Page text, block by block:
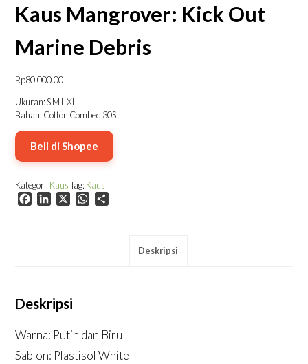
Kaus Mangrover: Kick Out
Marine Debris
Rp80,000.00
Ukuran: S M L XL
Bahan: Cotton Combed 30S
Beli di Shopee
Kategori: KausTag: Kaus
Facebook
LinkedIn WhatsApp
Deskripsi
Deskripsi
Warna: Putih dan Biru
Sablon: Plastisol White